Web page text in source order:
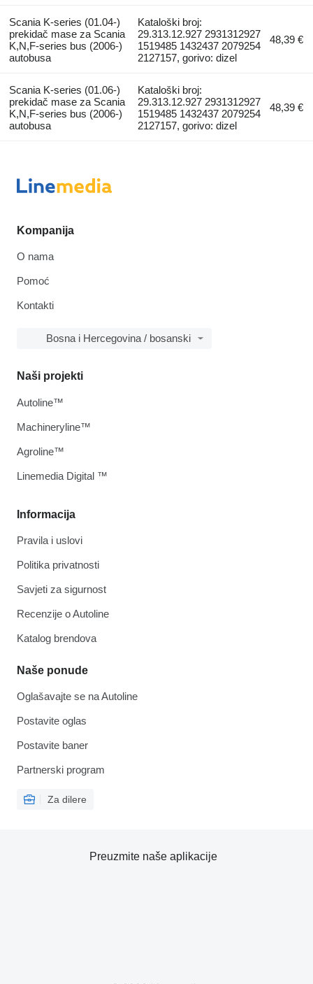
Scania K-series (01.04-)
prekidač mase za Scania
K,N,F-series bus (2006-)
autobusa
Kataloški broj:
29.313.12.927 2931312927
1519485 1432437 2079254
2127157, gorivo: dizel
48,39 €
Scania K-series (01.06-)
prekidač mase za Scania
K,N,F-series bus (2006-)
autobusa
Kataloški broj:
29.313.12.927 2931312927
1519485 1432437 2079254
2127157, gorivo: dizel
48,39 €
Kompanija
O nama
Pomoć
Kontakti
Bosna i Hercegovina / bosanski
Informacija
Pravila i uslovi
Politika privatnosti
Savjeti za sigurnost
Recenzije o Autoline
Katalog brendova
Naše ponude
Oglašavajte se na Autoline
Postavite oglas
Postavite baner
Partnerski program
Za dilere
Naši projekti
Autoline™
Machineryline™
Agroline™
Linemedia Digital ™
Preuzmite naše aplikacije